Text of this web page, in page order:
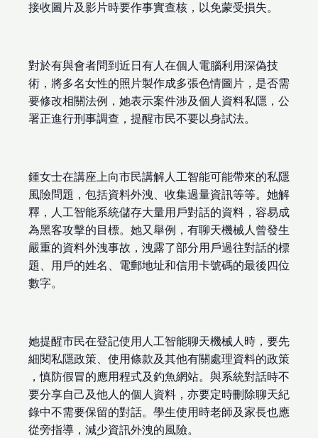
接收圖片及影片時要作事實查核，以免蒙受損失。
對於有與會者問到近日有人在個人電腦利用深偽技
術，將多名女性的照片製作成多張色情圖片，是否需
要修改相關法例，她表示案件涉及個人資料私隱，公
署正進行刑事調查，提醒市民不要以身試法。
鍾女士在講座上向市民講解人工智能可能帶來的私隱
風險問題，包括資料外洩、收集過量資訊等等。她解
釋，人工智能系統儲存大量用戶對話的資料，容易成
為黑客攻擊的目標。她又舉例，有聊天機械人曾發生
嚴重的資料外洩事故，洩露了部分用戶過往對話的標
題、用戶的姓名、電郵地址和信用卡號碼的最後四位
數字。
她提醒市民在登記使用人工智能聊天機械人時，要先
細閱私隱政策、使用條款及其他有關處理資料的政策
，慎防假冒的應用程式及釣魚網站。與系統對話時不
要分享自己及他人的個人資料，亦要定時刪除聊天紀
錄中不需要保留的對話。學生使用時老師及家長也應
從旁指導，減少資訊外洩的風險。